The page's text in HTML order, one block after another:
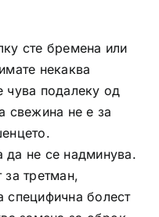
сте бремена или
некаква
чува подалеку од
свежина не е за
да не се надминува.
за третман,
специфична болест